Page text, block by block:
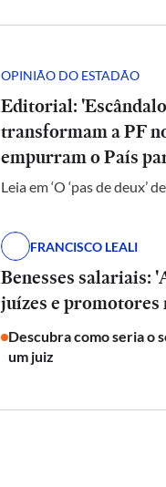
OPINIÃO DO ESTADÃO
Editorial:
transformam a PF
empurram o País
Leia em ‘O ‘pas de deux’
FRANCISCO LEALI
Benesses salariais:
juízes e promotores
Descubra como seria o
um juiz